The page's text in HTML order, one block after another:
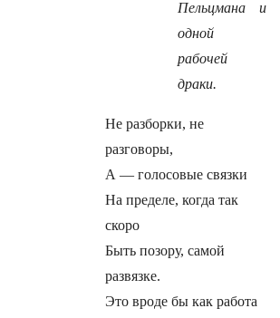
Пельцмана и
одной
рабочей
драки.
Не разборки, не
разговоры,
А — голосовые связки
На пределе, когда так
скоро
Быть позору, самой
развязке.
Это вроде бы как работа